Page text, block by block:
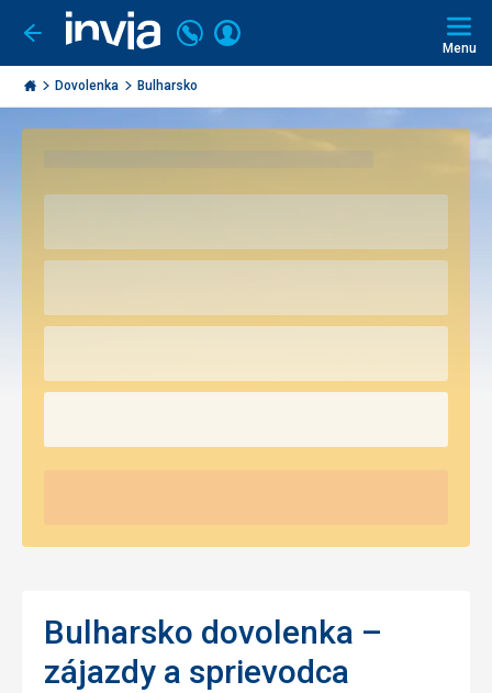
Ísť
späť
Invia.sk
Volajte
+421
2
0493
Prihlásiť
Menu
Dovolenka Bulharsko
Bulharsko dovolenka –
zájazdy a sprievodca